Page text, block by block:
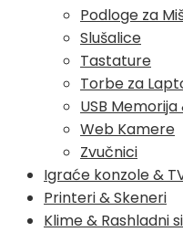
Podloge za
Slušalice
Tastature
Torbe za
USB
Web Kamere
Zvučnici
Igraće konzole &
Printeri & Skeneri
Klime & Rashladni